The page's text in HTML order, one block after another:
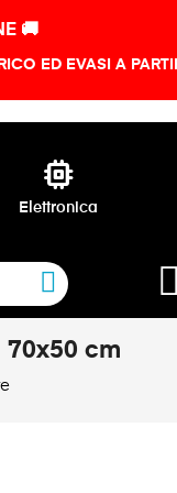
🚚
ED EVASI A
memory
Elettronica
cm